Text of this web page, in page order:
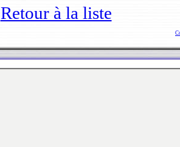
Retour à la liste